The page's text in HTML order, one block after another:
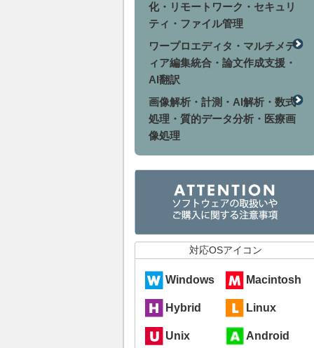
化・リモートワーク・セキュリ
ティ・ファイル管理
ワープロエディタ・マルチメデ
ィア編集統合・論文作成支援・
AI翻訳
画像解析・計測・AI解析・数式
処理・質的データ分析・医療画
像処理
対応OSアイコン
Windows Macintosh
Hybrid Linux
Unix Android